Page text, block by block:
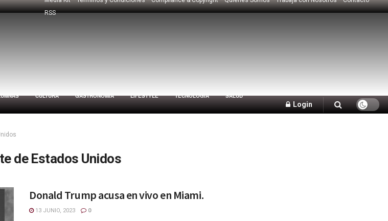
RSS
CULTURA GASTRONOMÍA LIFESTYLE TECNOLOGÍA SALUD
Login
de Estados Unidos
Donald Trump acusa en vivo en Miami.
13 JUNIO, 2023 0